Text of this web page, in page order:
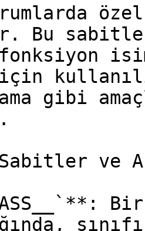
özel
Bu
için
gibi
ve